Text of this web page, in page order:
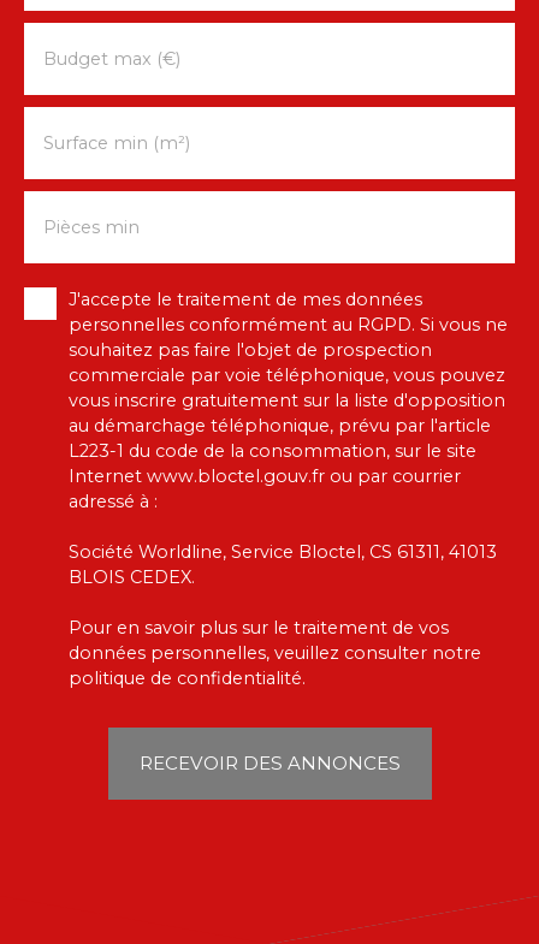
Budget max (€)
Surface min (m²)
Pièces min
J'accepte le traitement de mes données
personnelles conformément au RGPD. Si vous ne
souhaitez pas faire l'objet de prospection
commerciale par voie téléphonique, vous pouvez
vous inscrire gratuitement sur la liste d'opposition
au démarchage téléphonique, prévu par l'article
L223-1 du code de la consommation, sur le site
Internet www.bloctel.gouv.fr ou par courrier
adressé à :
Société Worldline, Service Bloctel, CS 61311, 41013
BLOIS CEDEX.
Pour en savoir plus sur le traitement de vos
données personnelles, veuillez consulter notre
politique de confidentialité.
RECEVOIR DES ANNONCES